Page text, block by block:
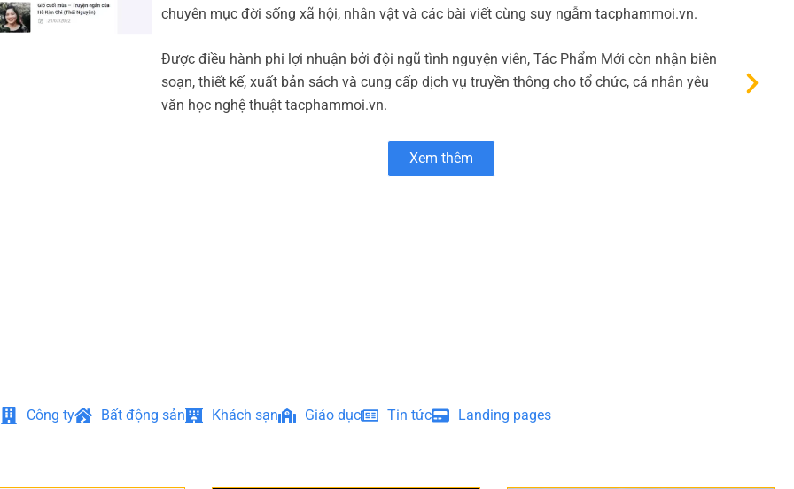
chuyên mục đời sống xã hội, nhân vật và các bài viết cùng suy ngẫm tacphammoi.vn.
Được điều hành phi lợi nhuận bởi đội ngũ tình nguyện viên, Tác Phẩm Mới còn nhận biên
soạn, thiết kế, xuất bản sách và cung cấp dịch vụ truyền thông cho tổ chức, cá nhân yêu
văn học nghệ thuật tacphammoi.vn.
Xem thêm
Công ty Bất động sản Khách sạn Giáo dục Tin tức Landing pages